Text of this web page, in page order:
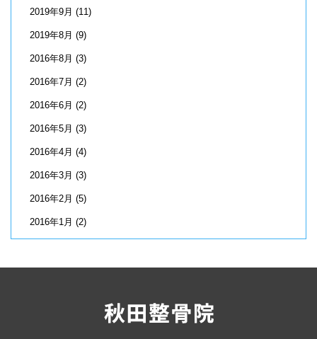
2019年9月 (11)
2019年8月 (9)
2016年8月 (3)
2016年7月 (2)
2016年6月 (2)
2016年5月 (3)
2016年4月 (4)
2016年3月 (3)
2016年2月 (5)
2016年1月 (2)